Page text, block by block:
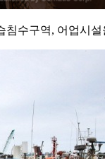
수구역, 어업시